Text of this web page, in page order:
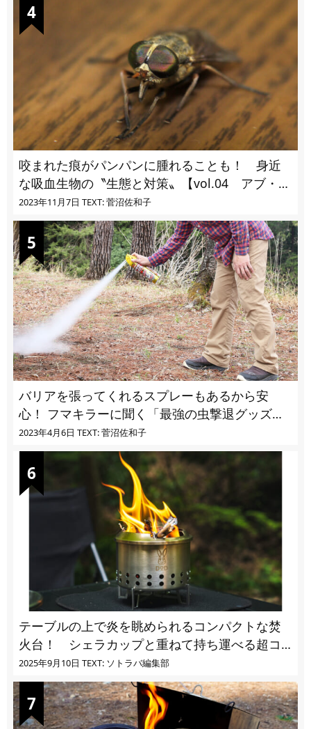
咬まれた痕がパンパンに腫れることも！ 身近
な吸血生物の〝生態と対策〟【vol.04 アブ・ブ
ユ・ヌカカ】
2023年11月7日 TEXT: 菅沼佐和子
バリアを張ってくれるスプレーもあるから安
心！ フマキラーに聞く「最強の虫撃退グッズ
vol.4」【キャンプサイトで使う虫よけ】
2023年4月6日 TEXT: 菅沼佐和子
テーブルの上で炎を眺められるコンパクトな焚
火台！ シェラカップと重ねて持ち運べる超コ
ンパクト収納
2025年9月10日 TEXT: ソトラバ編集部